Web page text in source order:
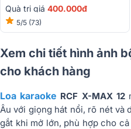
Quà trị giá 400.000đ
5/5 (73)
Xem chi tiết hình ảnh
cho khách hàng
Loa karaoke RCF X-MAX 12
Âu với giọng hát nổi, rõ nét và
gắt khi mở lớn, phù hợp cho